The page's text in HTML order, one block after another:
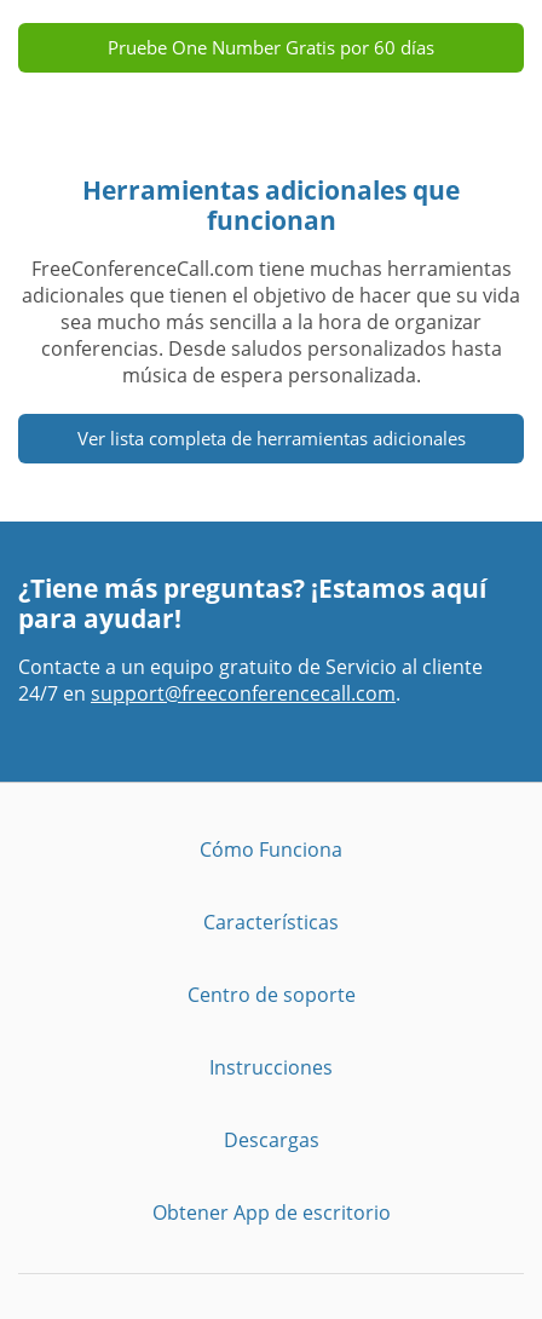
Pruebe One Number Gratis por 60 días
Herramientas adicionales que
funcionan
FreeConferenceCall.com tiene muchas herramientas
adicionales que tienen el objetivo de hacer que su vida
sea mucho más sencilla a la hora de organizar
conferencias. Desde saludos personalizados hasta
música de espera personalizada.
Ver lista completa de herramientas adicionales
¿Tiene más preguntas? ¡Estamos aquí
para ayudar!
Contacte a un equipo gratuito de Servicio al cliente
24/7 en support@freeconferencecall.com.
Cómo Funciona
Características
Centro de soporte
Instrucciones
Descargas
Obtener App de escritorio